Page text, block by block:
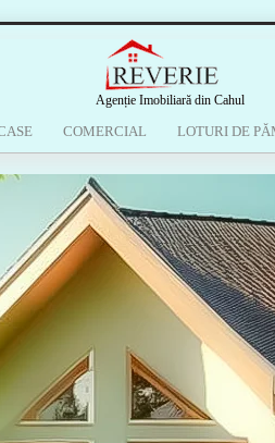
Agenție Imobiliară din Cahul
COMERCIAL LOTURI DE